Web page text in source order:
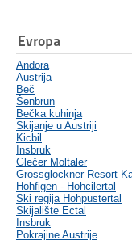
Evropa
Andora
Austrija
Beč
Šenbrun
Bečka kuhinja
Skijanje u Austriji
Kicbil
Insbruk
Glečer Moltaler
Grossglockner Resort
Hohfigen - Hohcilertal
Ski regija Hohpustertal
Skijalište Ectal
Insbruk
Pokrajine Austrije